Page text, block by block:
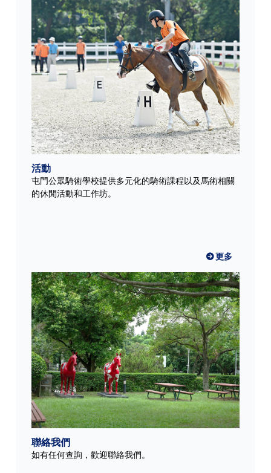
活動
屯門公眾騎術學校提供多元化的騎術課程以及馬術相關
的休閒活動和工作坊。
更多
聯絡我們
如有任何查詢，歡迎聯絡我們。